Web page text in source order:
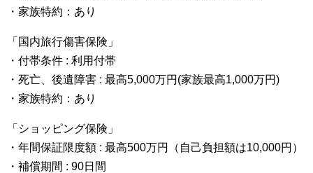
・家族特約：あり
「国内旅行傷害保険」
・付帯条件 : 利用付帯
・死亡、後遺障害 : 最高5,000万円(家族最高1,000万円)
・家族特約：あり
「ショッピング保険」
・年間保証限度額 : 最高500万円（自己負担額は10,000円）
・補償期間 : 90日間